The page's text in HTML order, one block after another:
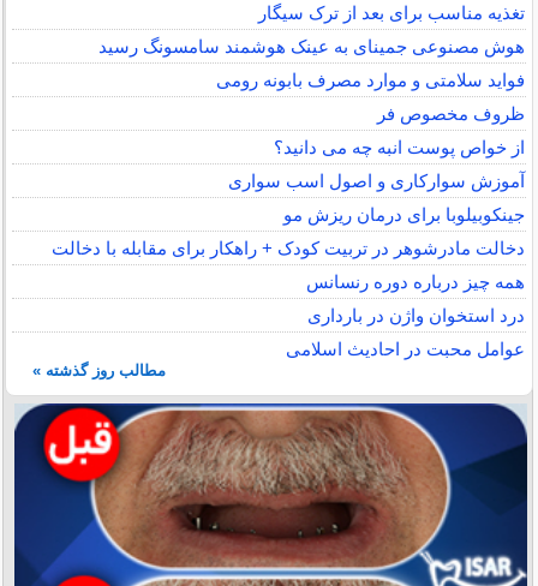
تغذیه مناسب برای بعد از ترک سیگار
هوش مصنوعی جمینای به عینک هوشمند سامسونگ رسید
فواید سلامتی و موارد مصرف بابونه رومی
ظروف مخصوص فر
از خواص پوست انبه چه می دانید؟
آموزش سوارکاری و اصول اسب سواری
جینکوبیلوبا برای درمان ریزش مو
دخالت مادرشوهر در تربیت کودک + راهکار برای مقابله با دخالت
همه چیز درباره دوره رنسانس
درد استخوان واژن در بارداری
عوامل محبت در احادیث اسلامى
مطالب روز گذشته »